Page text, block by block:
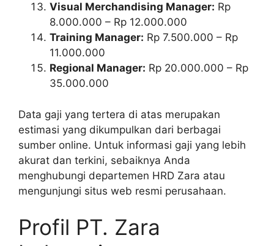
Visual Merchandising Manager: Rp
8.000.000 – Rp 12.000.000
Training Manager: Rp 7.500.000 – Rp
11.000.000
Regional Manager: Rp 20.000.000 – Rp
35.000.000
Data gaji yang tertera di atas merupakan
estimasi yang dikumpulkan dari berbagai
sumber online. Untuk informasi gaji yang lebih
akurat dan terkini, sebaiknya Anda
menghubungi departemen HRD Zara atau
mengunjungi situs web resmi perusahaan.
Profil PT. Zara